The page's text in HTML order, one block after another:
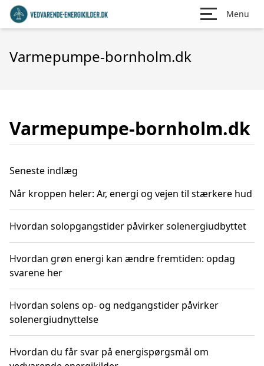
Menu
Varmepumpe-bornholm.dk
Varmepumpe-bornholm.dk
Seneste indlæg
Når kroppen heler: Ar, energi og vejen til stærkere hud
Hvordan solopgangstider påvirker solenergiudbyttet
Hvordan grøn energi kan ændre fremtiden: opdag
svarene her
Hvordan solens op- og nedgangstider påvirker
solenergiudnyttelse
Hvordan du får svar på energispørgsmål om